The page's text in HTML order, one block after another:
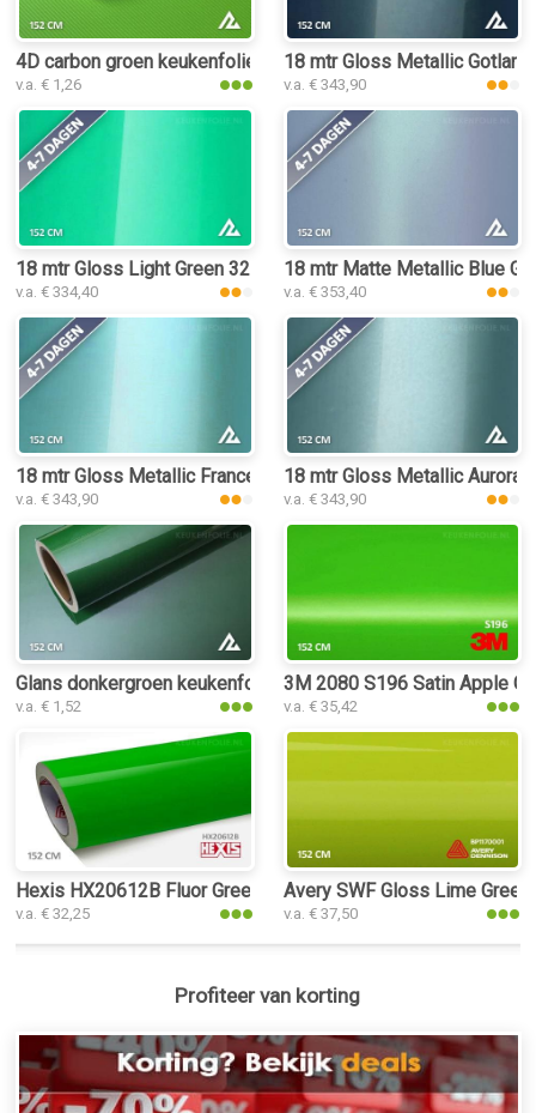
4D carbon groen keukenfolie
v.a. € 1,26
18 mtr Gloss Metallic
v.a. € 343,90
18 mtr Gloss Light Green 3227 keukenfolie
v.a. € 334,40
18 mtr Matte Metallic Blue
v.a. € 353,40
18 mtr Gloss Metallic Francesca Green Ferrari 3212
v.a. € 343,90
18 mtr Gloss Metallic Aurora
v.a. € 343,90
Glans donkergroen keukenfolie
v.a. € 1,52
3M 2080 S196 Satin Apple
v.a. € 35,42
Hexis HX20612B Fluor Green Gloss keukenfolie
v.a. € 32,25
Avery SWF Gloss Lime
v.a. € 37,50
Profiteer van korting